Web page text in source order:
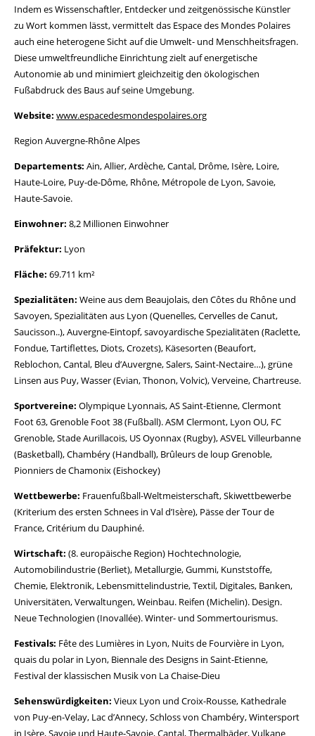
Indem es Wissenschaftler, Entdecker und zeitgenössische Künstler
zu Wort kommen lässt, vermittelt das Espace des Mondes Polaires
auch eine heterogene Sicht auf die Umwelt- und Menschheitsfragen.
Diese umweltfreundliche Einrichtung zielt auf energetische
Autonomie ab und minimiert gleichzeitig den ökologischen
Fußabdruck des Baus auf seine Umgebung.
Website: www.espacedesmondespolaires.org
Region Auvergne-Rhône Alpes
Departements: Ain, Allier, Ardèche, Cantal, Drôme, Isère, Loire,
Haute-Loire, Puy-de-Dôme, Rhône, Métropole de Lyon, Savoie,
Haute-Savoie.
Einwohner: 8,2 Millionen Einwohner
Präfektur: Lyon
Fläche: 69.711 km²
Spezialitäten: Weine aus dem Beaujolais, den Côtes du Rhône und
Savoyen, Spezialitäten aus Lyon (Quenelles, Cervelles de Canut,
Saucisson..), Auvergne-Eintopf, savoyardische Spezialitäten (Raclette,
Fondue, Tartiflettes, Diots, Crozets), Käsesorten (Beaufort,
Reblochon, Cantal, Bleu d’Auvergne, Salers, Saint-Nectaire…), grüne
Linsen aus Puy, Wasser (Evian, Thonon, Volvic), Verveine, Chartreuse.
Sportvereine: Olympique Lyonnais, AS Saint-Etienne, Clermont
Foot 63, Grenoble Foot 38 (Fußball). ASM Clermont, Lyon OU, FC
Grenoble, Stade Aurillacois, US Oyonnax (Rugby), ASVEL Villeurbanne
(Basketball), Chambéry (Handball), Brûleurs de loup Grenoble,
Pionniers de Chamonix (Eishockey)
Wettbewerbe: Frauenfußball-Weltmeisterschaft, Skiwettbewerbe
(Kriterium des ersten Schnees in Val d’Isère), Pässe der Tour de
France, Critérium du Dauphiné.
Wirtschaft: (8. europäische Region) Hochtechnologie,
Automobilindustrie (Berliet), Metallurgie, Gummi, Kunststoffe,
Chemie, Elektronik, Lebensmittelindustrie, Textil, Digitales, Banken,
Universitäten, Verwaltungen, Weinbau. Reifen (Michelin). Design.
Neue Technologien (Inovallée). Winter- und Sommertourismus.
Festivals: Fête des Lumières in Lyon, Nuits de Fourvière in Lyon,
quais du polar in Lyon, Biennale des Designs in Saint-Etienne,
Festival der klassischen Musik von La Chaise-Dieu
Sehenswürdigkeiten: Vieux Lyon und Croix-Rousse, Kathedrale
von Puy-en-Velay, Lac d’Annecy, Schloss von Chambéry, Wintersport
in Isère, Savoie und Haute-Savoie, Cantal, Thermalbäder, Vulkane